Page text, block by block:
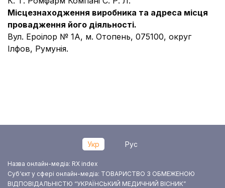
Місцезнаходження виробника та адреса місця
провадження його діяльності.
Вул. Ероілор № 1А, м. Отопень, 075100, округ
Ілфов, Румунія.
Укр Рус
Назва онлайн-медіа: RX index
Суб‘єкт у сфері онлайн-медіа: ТОВАРИСТВО З ОБМЕЖЕНОЮ
ВІДПОВІДАЛЬНІСТЮ “УКРАЇНСЬКИЙ МЕДИЧНИЙ ВІСНИК”